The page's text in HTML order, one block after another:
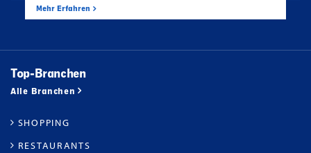
Mehr Erfahren
Top-Branchen
Alle Branchen
SHOPPING
RESTAURANTS